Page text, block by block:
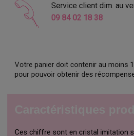
Service client dim. au
09 84 02 18 38
Votre panier doit contenir au moins
pour pouvoir obtenir des
Ces chiffre sont en cristal imitation